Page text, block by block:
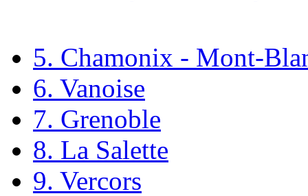
5. Chamonix - Mont-
6. Vanoise
7. Grenoble
8. La Salette
9. Vercors